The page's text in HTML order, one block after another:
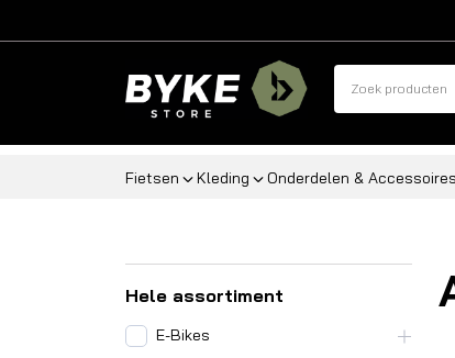
Fietsen Kleding Onderdelen & Accessoires
Hele assortiment
E-Bikes